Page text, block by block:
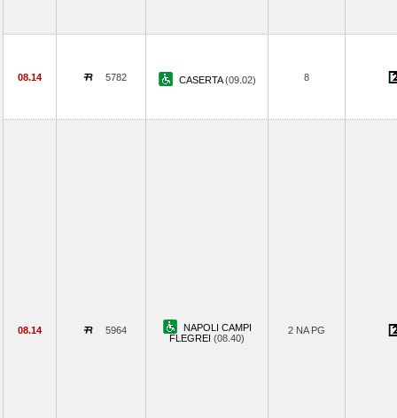
08.14 5782 CASERTA(09.02) 8
08.14 5964
NAPOLI CAMPI
FLEGREI (08.40)
2 NA PG